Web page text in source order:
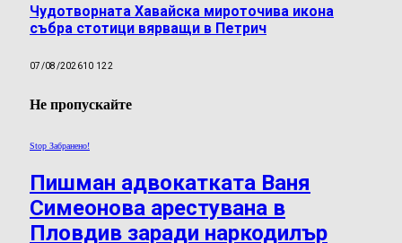
Чудотворната Хавайска мироточива икона
събра стотици вярващи в Петрич
07/08/202610 122
Не пропускайте
Stop Забранено!
Пишман адвокатката Ваня
Симеонова арестувана в
Пловдив заради наркодилър